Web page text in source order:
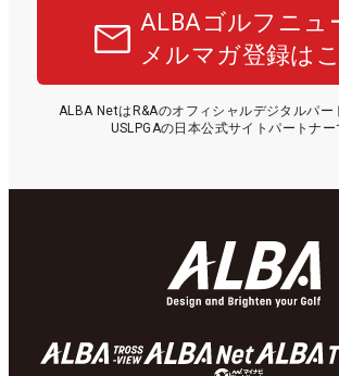
ALBAゴルフニュ
メルマガ登録は
ALBA NetはR&Aのオフィシャルデジタルパー
USLPGAの日本公式サイトパートナー